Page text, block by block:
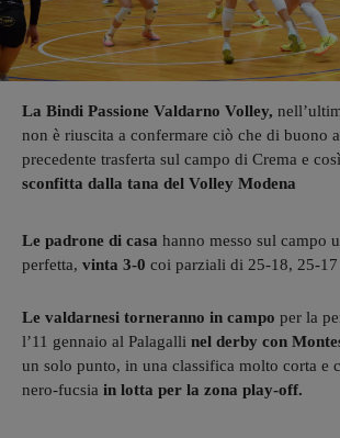
La Bindi Passione Valdarno Volley,
non è riuscita a confermare ciò che di buono
precedente trasferta sul campo di Crema e
sconfitta dalla tana del Volley Modena
Le padrone di casa hanno messo sul campo
perfetta, vinta 3-0 coi parziali di 25-18, 25-17
Le valdarnesi torneranno in campo per la
l’11 gennaio al Palagalli nel derby con
un solo punto, in una classifica molto corta e
nero-fucsia in lotta per la zona play-off.